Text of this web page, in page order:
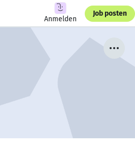
Anmelden
Job posten